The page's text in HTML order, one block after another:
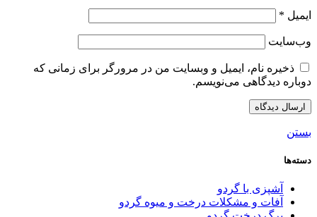
ایمیل *
وب‌سایت
ذخیره نام، ایمیل و وبسایت من در مرورگر برای زمانی که
دوباره دیدگاهی می‌نویسم.
بستن
دسته‌ها
آشپزی با گردو
آفات و مشکلات درخت و میوه گردو